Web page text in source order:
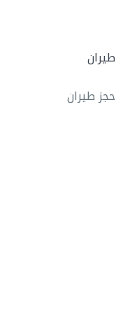
طيران
حجز طيران